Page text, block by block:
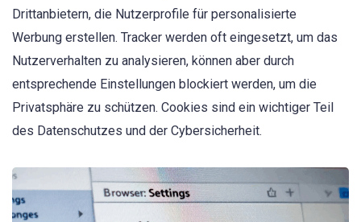
Drittanbietern, die Nutzerprofile für personalisierte
Werbung erstellen. Tracker werden oft eingesetzt, um das
Nutzerverhalten zu analysieren, können aber durch
entsprechende Einstellungen blockiert werden, um die
Privatsphäre zu schützen. Cookies sind ein wichtiger Teil
des Datenschutzes und der Cybersicherheit.